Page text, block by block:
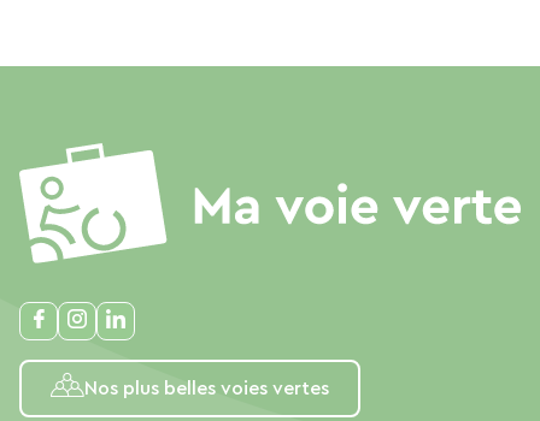
Nos plus belles voies vertes